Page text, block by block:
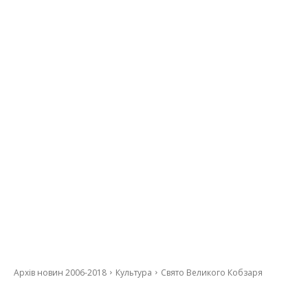
Архів новин 2006-2018 Культура Свято Великого Кобзаря